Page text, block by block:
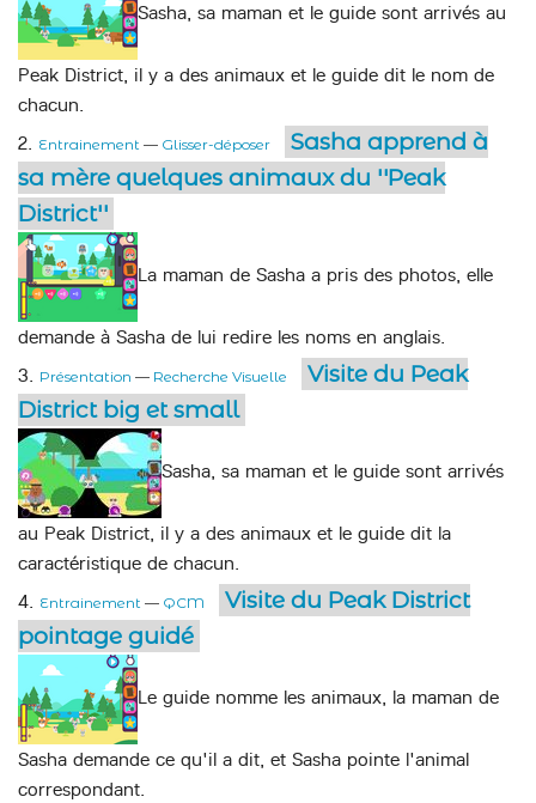
Sasha, sa maman et le guide sont arrivés au
Peak District, il y a des animaux et le guide dit le nom de
chacun.
2. Entrainement — Glisser-déposer
Sasha apprend à
sa mère quelques animaux du ''Peak
District''
La maman de Sasha a pris des photos, elle
demande à Sasha de lui redire les noms en anglais.
3. Présentation — Recherche Visuelle
Visite du Peak
District big et small
Sasha, sa maman et le guide sont arrivés
au Peak District, il y a des animaux et le guide dit la
caractéristique de chacun.
4. Entrainement — QCM
Visite du Peak District
pointage guidé
Le guide nomme les animaux, la maman de
Sasha demande ce qu'il a dit, et Sasha pointe l'animal
correspondant.